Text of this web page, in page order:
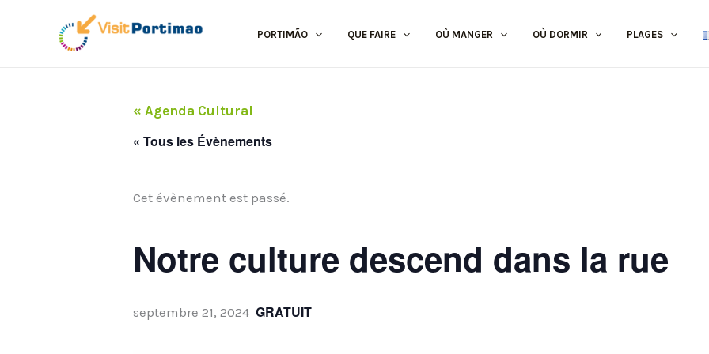
PORTIMÃO QUE FAIRE OÙ MANGER OÙ DORMIR PLAGES
« Agenda Cultural
« Tous les Évènements
Cet évènement est passé.
Notre culture descend dans la rue
septembre 21, 2024 GRATUIT